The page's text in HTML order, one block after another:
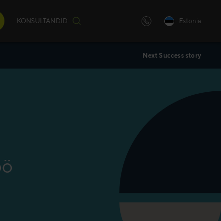
KONSULTANDID Estonia
Next Success story